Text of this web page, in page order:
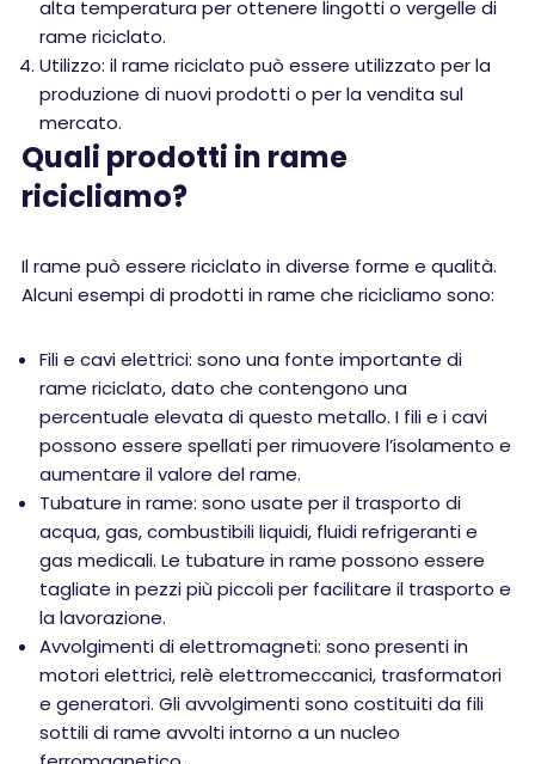
alta temperatura per ottenere lingotti o vergelle di
rame riciclato.
Utilizzo: il rame riciclato può essere utilizzato per la
produzione di nuovi prodotti o per la vendita sul
mercato.
Quali prodotti in rame
ricicliamo?
Il rame può essere riciclato in diverse forme e qualità.
Alcuni esempi di prodotti in rame che ricicliamo sono:
Fili e cavi elettrici: sono una fonte importante di
rame riciclato, dato che contengono una
percentuale elevata di questo metallo. I fili e i cavi
possono essere spellati per rimuovere l’isolamento e
aumentare il valore del rame.
Tubature in rame: sono usate per il trasporto di
acqua, gas, combustibili liquidi, fluidi refrigeranti e
gas medicali. Le tubature in rame possono essere
tagliate in pezzi più piccoli per facilitare il trasporto e
la lavorazione.
Avvolgimenti di elettromagneti: sono presenti in
motori elettrici, relè elettromeccanici, trasformatori
e generatori. Gli avvolgimenti sono costituiti da fili
sottili di rame avvolti intorno a un nucleo